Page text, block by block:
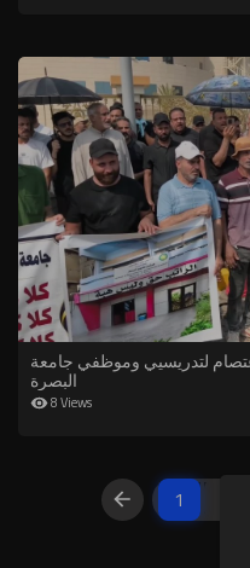
لتدريسيي وموظفي جامعة
البصرة
8 Views
1